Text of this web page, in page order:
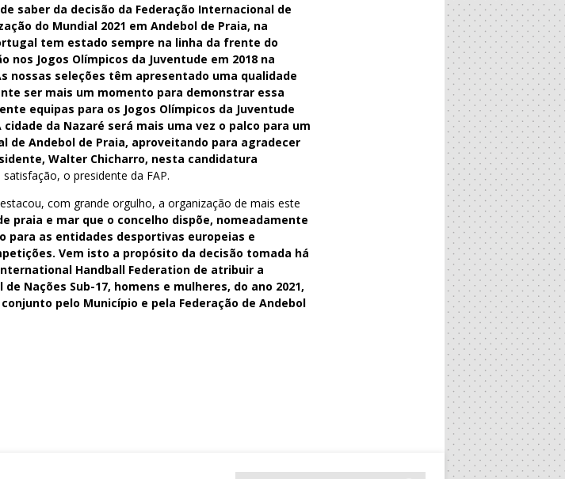
saber da decisão da Federação Internacional de
do Mundial 2021 em Andebol de Praia, na
tem estado sempre na linha da frente do
Jogos Olímpicos da Juventude em 2018 na
nossas seleções têm apresentado uma qualidade
ser mais um momento para demonstrar essa
equipas para os Jogos Olímpicos da Juventude
da Nazaré será mais uma vez o palco para um
de Andebol de Praia, aproveitando para agradecer
Walter Chicharro, nesta candidatura
o presidente da FAP.
com grande orgulho, a organização de mais este
praia e mar que o concelho dispõe, nomeadamente
para as entidades desportivas europeias e
Vem isto a propósito da decisão tomada há
Handball Federation de atribuir a
Nações Sub-17, homens e mulheres, do ano 2021,
pelo Município e pela Federação de Andebol